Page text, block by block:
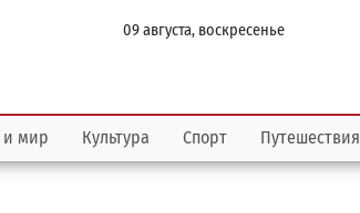
09 августа, воскресенье
и мир Культура Спорт Путешествия